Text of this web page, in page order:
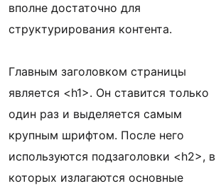
вполне достаточно для
структурирования контента.
Главным заголовком страницы
является <h1>. Он ставится только
один раз и выделяется самым
крупным шрифтом. После него
используются подзаголовки <h2>, в
которых излагаются основные